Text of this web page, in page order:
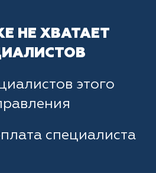
НЕ ХВАТАЕТ
этого
специалиста